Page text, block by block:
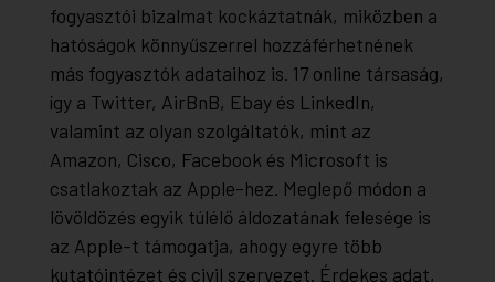
fogyasztói bizalmat kockáztatnák, miközben a
hatóságok könnyűszerrel hozzáférhetnének
más fogyasztók adataihoz is. 17 online társaság,
így a Twitter, AirBnB, Ebay és LinkedIn,
valamint az olyan szolgáltatók, mint az
Amazon, Cisco, Facebook és Microsoft is
csatlakoztak az Apple-hez. Meglepő módon a
lövöldözés egyik túlélő áldozatának felesége is
az Apple-t támogatja, ahogy egyre több
kutatóintézet és civil szervezet. Érdekes adat,